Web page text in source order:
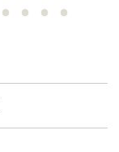
お知らせ